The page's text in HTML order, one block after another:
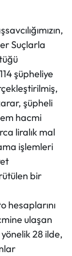
Suçlarla
şüpheliye
şüpheli
hacmi
liralık mal
işlemleri
bir
hesaplarını
ulaşan
28 ilde,